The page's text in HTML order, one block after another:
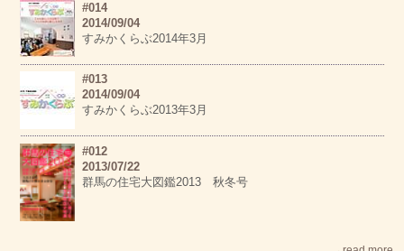
#014
2014/09/04
すみかくらぶ2014年3月
#013
2014/09/04
すみかくらぶ2013年3月
#012
2013/07/22
群馬の住宅大図鑑2013 秋冬号